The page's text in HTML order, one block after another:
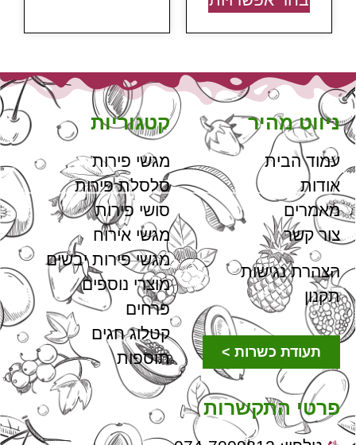
ניווט מהיר
עמוד הבית
אודות
מאמרים
צור קשר
הצהרת נגישות
תקנון
תעודת כשרות >
קטגוריות
מגשי פירות
סלסלת פירות
סושי פירות
מגשי אירוח
מגשי פירות יבשים
מוצרי נוספים
פרחים
קטלוג חגים
תוספות
פרטי התקשרות